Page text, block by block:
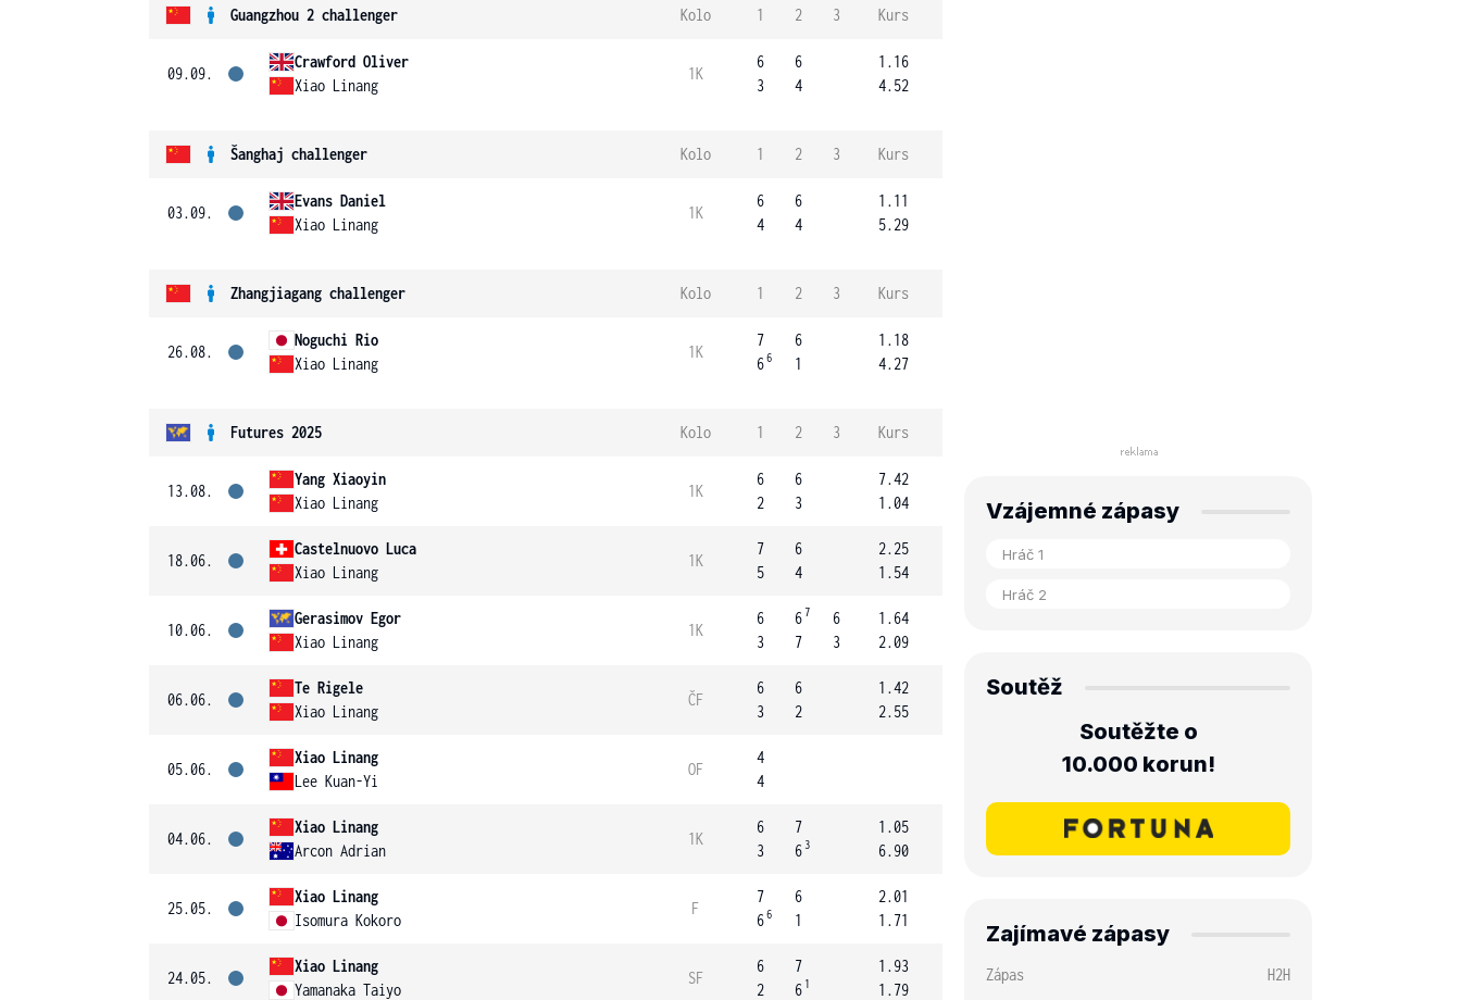
Guangzhou 2 challenger Kolo 1 2 3 Kurs
09.09.
Crawford Oliver
Xiao Linang
1K
6
3
6
4
1.16
4.52
Šanghaj challenger Kolo 1 2 3 Kurs
03.09.
Evans Daniel
Xiao Linang
1K
6
4
6
4
1.11
5.29
Zhangjiagang challenger Kolo 1 2 3 Kurs
26.08.
Noguchi Rio
Xiao Linang
1K
7
66
6
1
1.18
4.27
Futures 2025 Kolo 1 2 3 Kurs
13.08.
Yang Xiaoyin
Xiao Linang
1K
6
2
6
3
7.42
1.04
18.06.
Castelnuovo Luca
Xiao Linang
1K
7
5
6
4
2.25
1.54
10.06.
Gerasimov Egor
Xiao Linang
1K
6
3
67
7
6
3
1.64
2.09
06.06.
Te Rigele
Xiao Linang
ČF
6
3
6
2
1.42
2.55
05.06.
Xiao Linang
Lee Kuan-Yi
OF
4
4
04.06.
Xiao Linang
Arcon Adrian
1K
6
3
7
6 3
1.05
6.90
25.05.
Xiao Linang
Isomura Kokoro
F
7
66
6
1
2.01
1.71
24.05.
Xiao Linang
Yamanaka Taiyo
SF
6
2
7
6 1
1.93
1.79
Vzájemné zápasy
Soutěž
Soutěžte o
10.000 korun!
Zajímavé zápasy
Zápas
H2H